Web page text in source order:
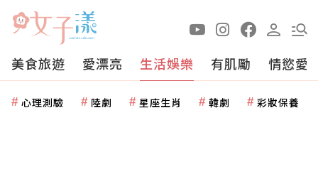
美食旅遊 愛漂亮 生活娛樂 有肌勵 情慾愛
心理測驗 陸劇 星座生肖 韓劇 彩妝保養